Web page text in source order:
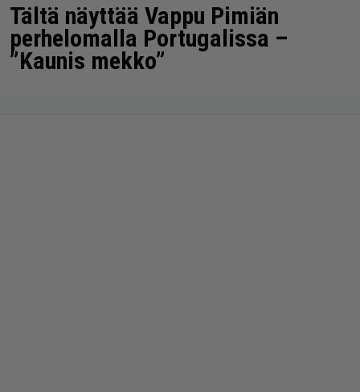
Tältä näyttää Vappu Pimiän
perhelomalla Portugalissa –
”Kaunis mekko”